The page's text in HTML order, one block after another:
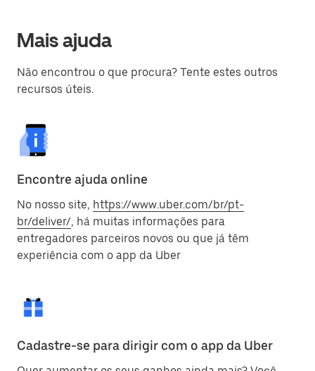
Mais ajuda
Não encontrou o que procura? Tente estes outros
recursos úteis.
Encontre ajuda online
No nosso site, https://www.uber.com/br/pt-
br/deliver/, há muitas informações para
entregadores parceiros novos ou que já têm
experiência com o app da Uber
Cadastre-se para dirigir com o app da Uber